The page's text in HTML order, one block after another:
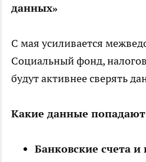
данных»
С мая усиливается
Социальный фонд,
будут активнее сверять
Какие данные
Банковские счета и